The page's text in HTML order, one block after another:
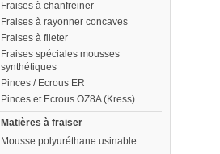
Fraises à chanfreiner
Fraises à rayonner concaves
Fraises à fileter
Fraises spéciales mousses
synthétiques
Pinces / Ecrous ER
Pinces et Ecrous OZ8A (Kress)
Matières à fraiser
Mousse polyuréthane usinable